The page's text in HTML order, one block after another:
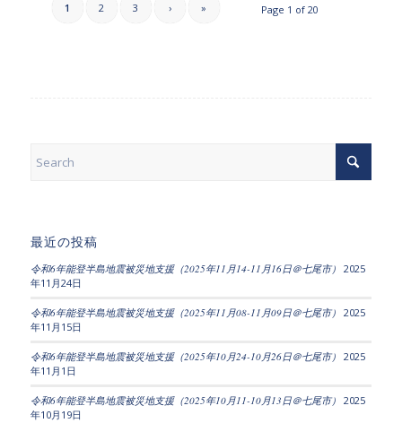
Page 1 of 20
1 2 3 › »
最近の投稿
令和6年能登半島地震被災地支援（2025年11月14-11月16日＠七尾市） 2025
年11月24日
令和6年能登半島地震被災地支援（2025年11月08-11月09日＠七尾市） 2025
年11月15日
令和6年能登半島地震被災地支援（2025年10月24-10月26日＠七尾市） 2025
年11月1日
令和6年能登半島地震被災地支援（2025年10月11-10月13日＠七尾市） 2025
年10月19日